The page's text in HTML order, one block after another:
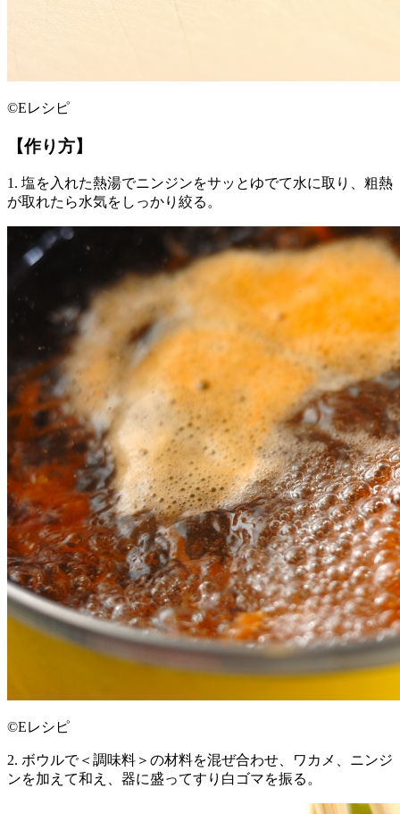
©Eレシピ
【作り方】
1. 塩を入れた熱湯でニンジンをサッとゆでて水に取り、粗熱
が取れたら水気をしっかり絞る。
©Eレシピ
2. ボウルで＜調味料＞の材料を混ぜ合わせ、ワカメ、ニンジ
ンを加えて和え、器に盛ってすり白ゴマを振る。